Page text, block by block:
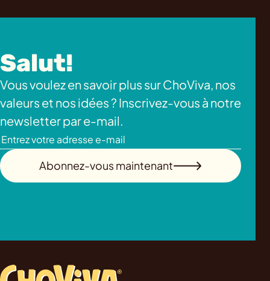
Salut!
Vous voulez en savoir plus sur ChoViva, nos
valeurs et nos idées ? Inscrivez-vous à notre
newsletter par e-mail.
Abonnez-vous maintenant